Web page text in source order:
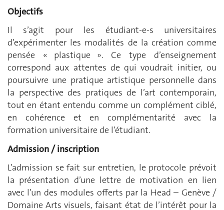
Objectifs
Il s’agit pour les étudiant-e-s universitaires
d’expérimenter les modalités de la création comme
pensée « plastique ». Ce type d’enseignement
correspond aux attentes de qui voudrait initier, ou
poursuivre une pratique artistique personnelle dans
la perspective des pratiques de l’art contemporain,
tout en étant entendu comme un complément ciblé,
en cohérence et en complémentarité avec la
formation universitaire de l’étudiant.
Admission / inscription
L’admission se fait sur entretien, le protocole prévoit
la présentation d’une lettre de motivation en lien
avec l’un des modules offerts par la Head – Genève /
Domaine Arts visuels, faisant état de l’intérêt pour la